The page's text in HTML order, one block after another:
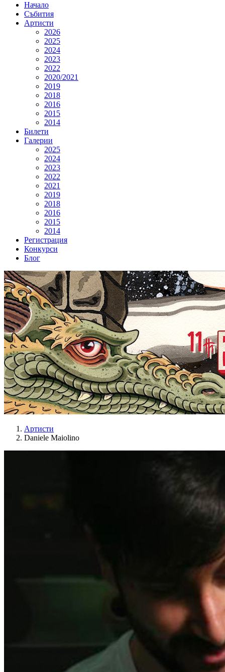
Начало
Събития
Артисти
2026
2025
2024
2023
2022
2020/2021
2019
2018
2016
2015
2014
Билети
Галерии
2025
2024
2023
2022
2021
2019
2018
2016
2015
2014
Регистрация
Конкурси
Блог
Артисти
Daniele Maiolino